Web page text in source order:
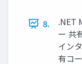
8.
.NET
ー 共
イン
有コ